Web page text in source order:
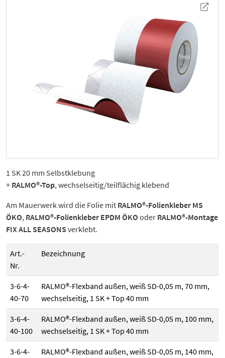
newtab
1 SK 20 mm Selbstklebung
+ RALMO®-Top, wechselseitig/teilflächig klebend
Am Mauerwerk wird die Folie mit RALMO®-Folienkleber MS
ÖKO, RALMO®-Folienkleber EPDM ÖKO oder RALMO®-Montage
FIX ALL SEASONS verklebt.
Art.-
Nr.
Bezeichnung
3-6-4-
40-70
RALMO®-Flexband außen, weiß SD-0,05 m, 70 mm,
wechselseitig, 1 SK + Top 40 mm
3-6-4-
40-100
RALMO®-Flexband außen, weiß SD-0,05 m, 100 mm,
wechselseitig, 1 SK + Top 40 mm
3-6-4-
RALMO®-Flexband außen, weiß SD-0,05 m, 140 mm,